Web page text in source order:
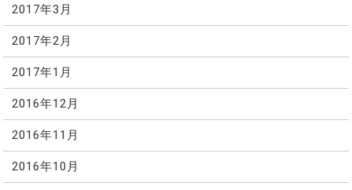
2017年3月
2017年2月
2017年1月
2016年12月
2016年11月
2016年10月